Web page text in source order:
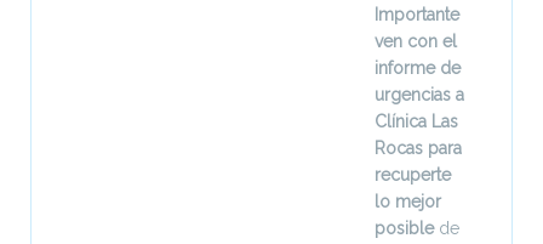
Importante
ven con el
informe de
urgencias a
Clínica Las
Rocas para
recuperte
lo mejor
posiblede